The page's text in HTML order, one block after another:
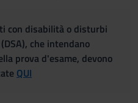
con disabilità o disturbi
che intendano
prova d'esame, devono
QUI